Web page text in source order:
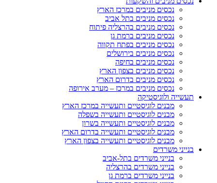
נכסים מניבים במרכז הארץ
נכסים מניבים בתל אביב
נכסים מניבים בהרצליה פיתוח
נכסים מניבים ברמת גן
נכסים מניבים בפתח תקווה
נכסים מניבים בירושלים
נכסים מניבים בחיפה
נכסים מניבים בצפון הארץ
נכסים מניבים בדרום הארץ
נכסים מניבים במרכז – מערב אירופה
תעשייה ולוגיסטיקה
מבנים לוגיסטיים ותעשייה במרכז הארץ
מבנים לוגיסטיים ותעשייה בשפלה
מבנים לוגיסטיים ותעשייה בשרון
מבנים לוגיסטיים ותעשייה בדרום הארץ
מבנים לוגיסטיים ותעשייה בצפון הארץ
בנייני משרדים
בנייני משרדים בתל-אביב
בנייני משרדים בהרצליה
בנייני משרדים ברמת גן